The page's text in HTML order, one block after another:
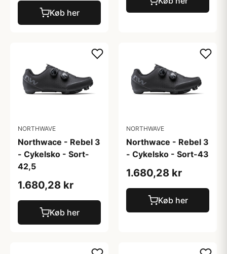
Køb her
NORTHWAVE
Northwace - Rebel 3
- Cykelsko - Sort-
42,5
1.680,28 kr
Køb her
NORTHWAVE
Northwace - Rebel 3
- Cykelsko - Sort-43
1.680,28 kr
Køb her